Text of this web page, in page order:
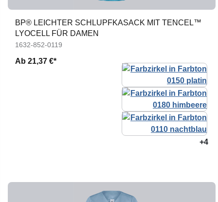
BP® LEICHTER SCHLUPFKASACK MIT TENCEL™
LYOCELL FÜR DAMEN
1632-852-0119
Ab 21,37 €*
+4